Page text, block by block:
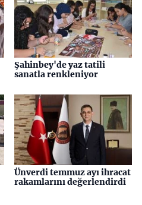
Şahinbey'de yaz tatili
sanatla renkleniyor
Ünverdi temmuz ayı ihracat
rakamlarını değerlendirdi